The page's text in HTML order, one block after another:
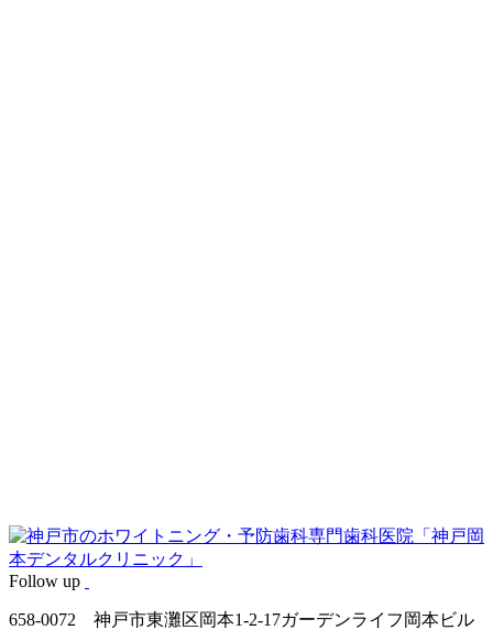
Follow up
658-0072 神戸市東灘区岡本1-2-17ガーデンライフ岡本ビル